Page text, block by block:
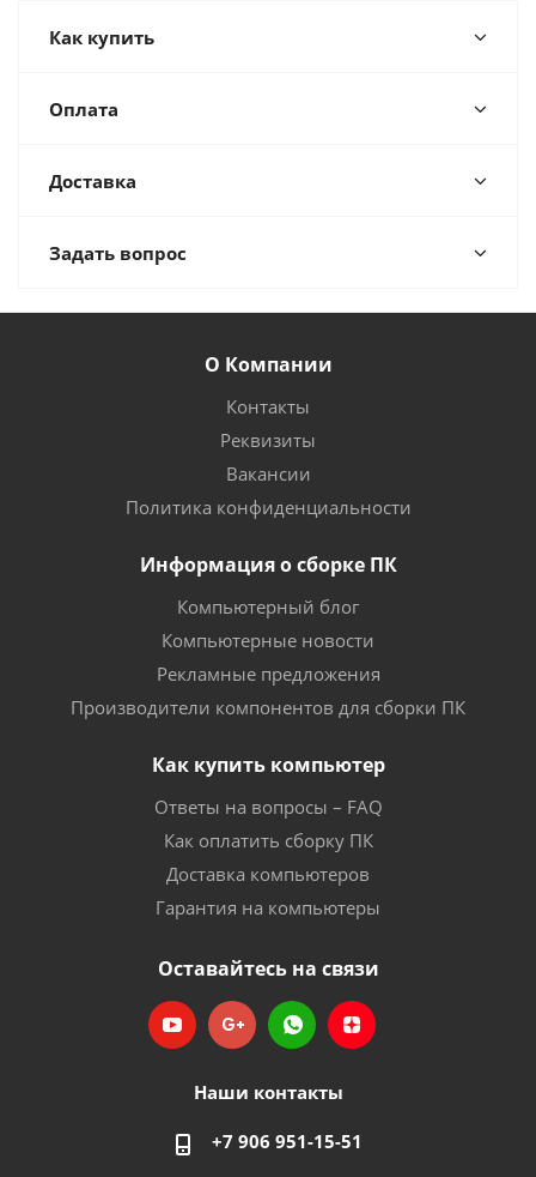
Как купить
Оплата
Доставка
Задать вопрос
О Компании
Контакты
Реквизиты
Вакансии
Политика конфиденциальности
Информация о сборке ПК
Компьютерный блог
Компьютерные новости
Рекламные предложения
Производители компонентов для сборки ПК
Как купить компьютер
Ответы на вопросы – FAQ
Как оплатить сборку ПК
Доставка компьютеров
Гарантия на компьютеры
Оставайтесь на связи
Наши контакты
+7 906 951-15-51